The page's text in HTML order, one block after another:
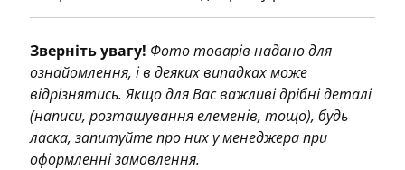
Зверніть увагу! Фото товарів надано для
ознайомлення, і в деяких випадках може
відрізнятись. Якщо для Вас важливі дрібні деталі
(написи, розташування елеменів, тощо), будь
ласка, запитуйте про них у менеджера при
оформленні замовлення.